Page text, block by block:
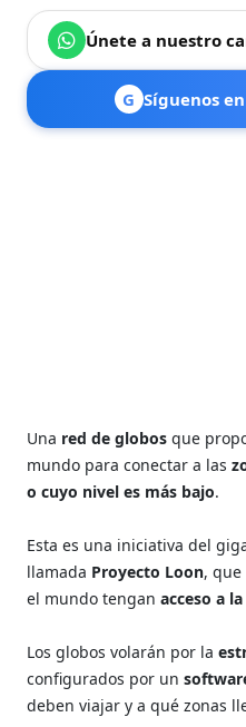
Únete a nuestro
G Síguenos
Una red de globos que
mundo para conectar a las
o cuyo nivel es más bajo.
Esta es una iniciativa del
llamada Proyecto Loon, que
el mundo tenganacceso a
Los globos volarán por la
configurados por un
deben viajar y a qué zonas